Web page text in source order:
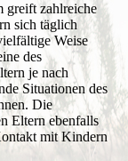
greift zahlreiche
sich täglich
Weise
des
je nach
Situationen des
Die
Eltern ebenfalls
mit Kindern